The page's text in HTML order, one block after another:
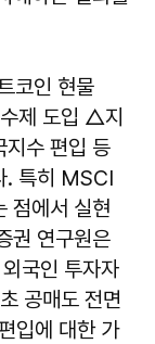
코인 현물
제 도입 △지
수 편입 등
. 특히 MSCI
점에서 실현
권 연구원은
국인 투자자
공매도 전면
입에 대한 가